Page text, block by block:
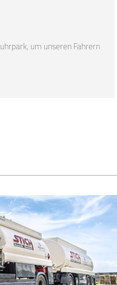
um unseren Fahrern